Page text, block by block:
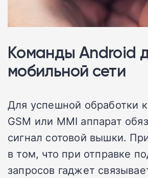
Команды Android
мобильной сети
Для успешной обработки
GSM или MMI аппарат
сигнал сотовой вышки.
в том, что при отправке
запросов гаджет